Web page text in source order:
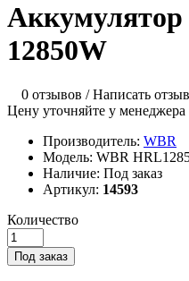
12850W
0 отзывов /Написать отзыв
Цену уточняйте у менеджера
Производитель: WBR
Модель: WBR
Наличие: Под заказ
Артикул: 14593
Количество
Под заказ